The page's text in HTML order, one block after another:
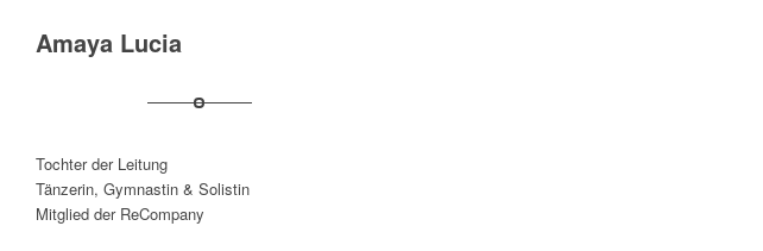
Amaya Lucia
Tochter der Leitung
Tänzerin, Gymnastin & Solistin
Mitglied der ReCompany